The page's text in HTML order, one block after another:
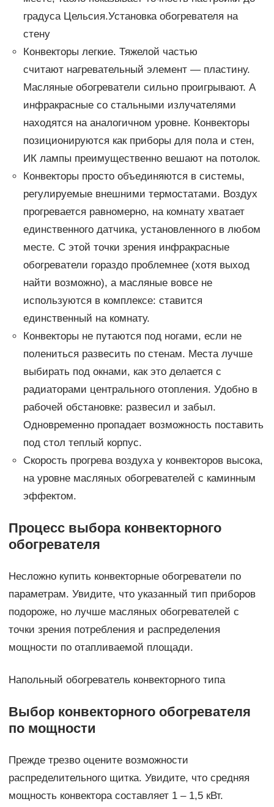
градуса Цельсия.Установка обогревателя на
стену
Конвекторы легкие. Тяжелой частью
считают нагревательный элемент — пластину.
Масляные обогреватели сильно проигрывают. А
инфракрасные со стальными излучателями
находятся на аналогичном уровне. Конвекторы
позиционируются как приборы для пола и стен,
ИК лампы преимущественно вешают на потолок.
Конвекторы просто объединяются в системы,
регулируемые внешними термостатами. Воздух
прогревается равномерно, на комнату хватает
единственного датчика, установленного в любом
месте. С этой точки зрения инфракрасные
обогреватели гораздо проблемнее (хотя выход
найти возможно), а масляные вовсе не
используются в комплексе: ставится
единственный на комнату.
Конвекторы не путаются под ногами, если не
полениться развесить по стенам. Места лучше
выбирать под окнами, как это делается с
радиаторами центрального отопления. Удобно в
рабочей обстановке: развесил и забыл.
Одновременно пропадает возможность поставить
под стол теплый корпус.
Скорость прогрева воздуха у конвекторов высока,
на уровне масляных обогревателей с каминным
эффектом.
Процесс выбора конвекторного
обогревателя
Несложно купить конвекторные обогреватели по
параметрам. Увидите, что указанный тип приборов
подороже, но лучше масляных обогревателей с
точки зрения потребления и распределения
мощности по отапливаемой площади.
Напольный обогреватель конвекторного типа
Выбор конвекторного обогревателя
по мощности
Прежде трезво оцените возможности
распределительного щитка. Увидите, что средняя
мощность конвектора составляет 1 – 1,5 кВт.